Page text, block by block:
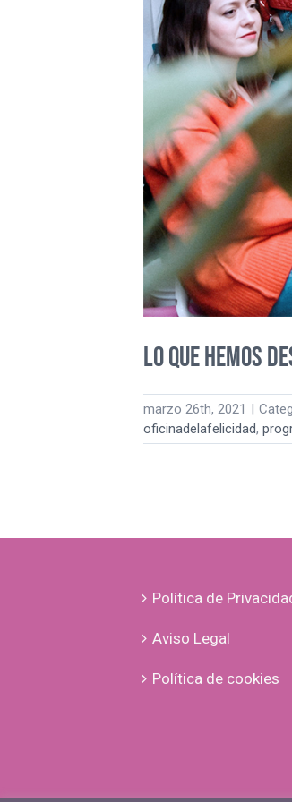
LO QUE HEMOS
marzo 26th, 2021 |
oficinadelafelicidad,
Política de
Aviso Legal
Política de cookies